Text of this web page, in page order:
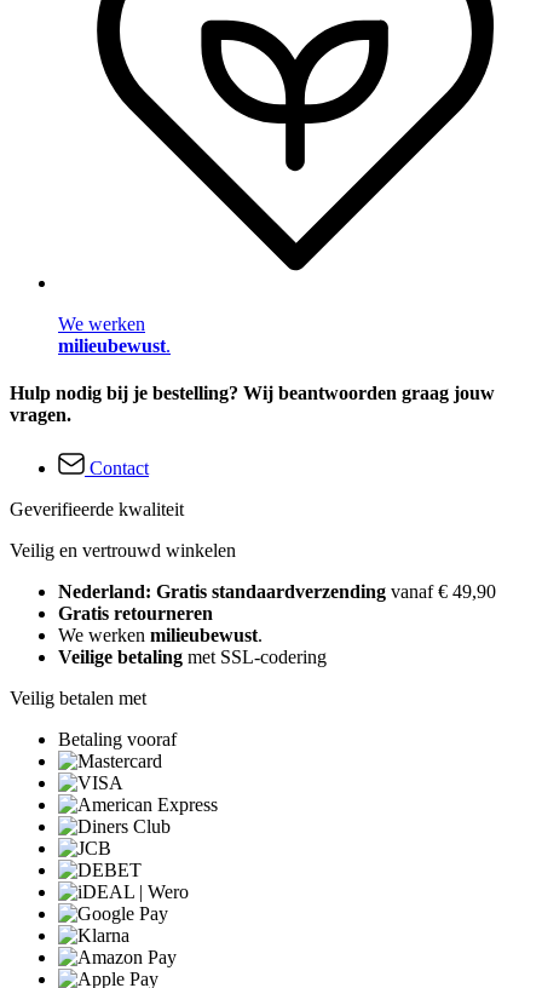
We werken
milieubewust.
Hulp nodig bij je bestelling? Wij beantwoorden graag jouw
vragen.
Contact
Geverifieerde kwaliteit
Veilig en vertrouwd winkelen
Nederland: Gratis standaardverzending vanaf € 49,90
Gratis retourneren
We werken milieubewust.
Veilige betaling met SSL-codering
Veilig betalen met
Betaling vooraf